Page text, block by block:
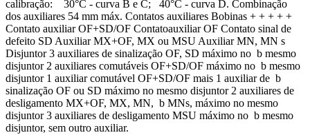
calibração: 30°C - curva B e C; 40°C - curva D. Combinação
dos auxiliares 54 mm máx. Contatos auxiliares Bobinas + + + + +
Contato auxiliar OF+SD/OF Contatoauxiliar OF Contato sinal de
defeito SD Auxiliar MX+OF, MX ou MSU Auxiliar MN, MN s
Disjuntor 3 auxiliares de sinalização OF, SD máximo no b mesmo
disjuntor 2 auxiliares comutáveis OF+SD/OF máximo no b mesmo
disjuntor 1 auxiliar comutável OF+SD/OF mais 1 auxiliar de b
sinalização OF ou SD máximo no mesmo disjuntor 2 auxiliares de
desligamento MX+OF, MX, MN, b MNs, máximo no mesmo
disjuntor 3 auxiliares de desligamento MSU máximo no b mesmo
disjuntor, sem outro auxiliar.